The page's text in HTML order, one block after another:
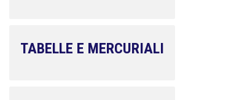
TABELLE E MERCURIALI